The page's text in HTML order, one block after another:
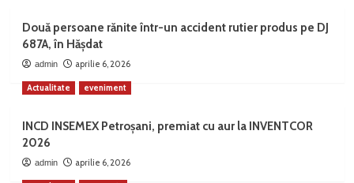
Două persoane rănite într-un accident rutier produs pe DJ
687A, în Hășdat
admin aprilie 6, 2026
Actualitate eveniment
INCD INSEMEX Petroșani, premiat cu aur la INVENTCOR
2026
admin aprilie 6, 2026